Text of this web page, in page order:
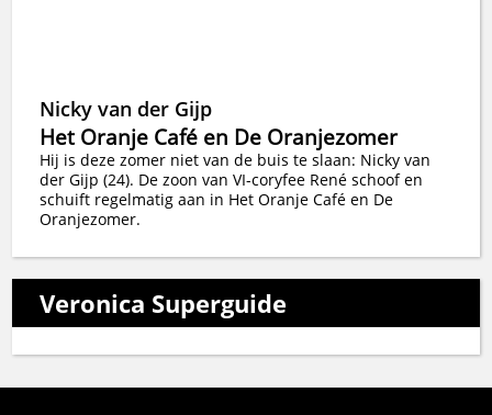
Nicky van der Gijp
Het Oranje Café en De Oranjezomer
Hij is deze zomer niet van de buis te slaan: Nicky van
der Gijp (24). De zoon van VI-coryfee René schoof en
schuift regelmatig aan in Het Oranje Café en De
Oranjezomer.
Veronica Superguide